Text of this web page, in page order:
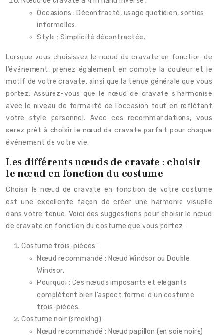
Occasions : Décontracté, usage quotidien, sorties
informelles.
Style : Simplicité décontractée.
Lorsque vous choisissez le nœud de cravate en fonction de
l’événement, prenez également en compte la couleur et le
motif de votre cravate, ainsi que la tenue générale que vous
portez. Assurez-vous que le nœud de cravate s’harmonise
avec le niveau de formalité de l’occasion tout en reflétant
votre style personnel. Avec ces recommandations, vous
serez prêt à choisir le nœud de cravate parfait pour chaque
événement de votre vie.
Les différents nœuds de cravate : choisir
le nœud en fonction du costume
Choisir le nœud de cravate en fonction de votre costume
est une excellente façon de créer une harmonie visuelle
dans votre tenue. Voici des suggestions pour choisir le nœud
de cravate en fonction du costume que vous portez :
Costume trois-pièces :
Nœud recommandé : Nœud Windsor ou Double
Windsor.
Pourquoi : Ces nœuds imposants et élégants
complètent bien l’aspect formel d’un costume
trois-pièces.
Costume noir (smoking) :
Nœud recommandé : Nœud papillon (en soie noire)